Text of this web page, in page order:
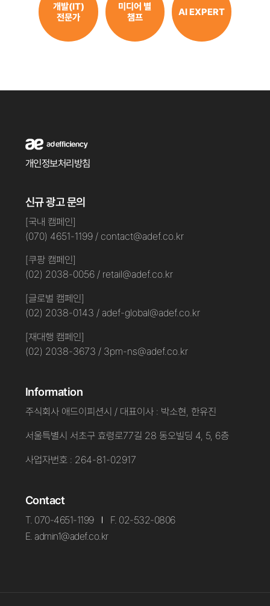
개발(IT)
전문가
미디어 별
챔프
AI EXPERT
개인정보처리방침
신규 광고 문의
[국내 캠페인]
(070) 4651-1199 / contact@adef.co.kr
[쿠팡 캠페인]
(02) 2038-0056 / retail@adef.co.kr
[글로벌 캠페인]
(02) 2038-0143 / adef-global@adef.co.kr
[재대행 캠페인]
(02) 2038-3673 / 3pm-ns@adef.co.kr
Information
주식회사 애드이피션시 / 대표이사 : 박소현, 한유진
서울특별시 서초구 효령로77길 28 동오빌딩 4, 5, 6층
사업자번호 : 264-81-02917
Contact
T. 070-4651-1199
F. 02-532-0806
E. admin1@adef.co.kr